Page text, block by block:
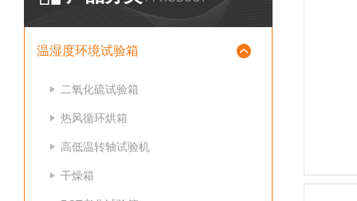
温湿度环境试验箱
二氧化硫试验箱
热风循环烘箱
高低温转轴试验机
干燥箱